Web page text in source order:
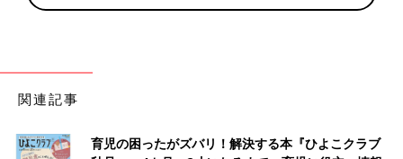
関連記事
育児の困ったがズバリ！解決する本『ひよこクラブ